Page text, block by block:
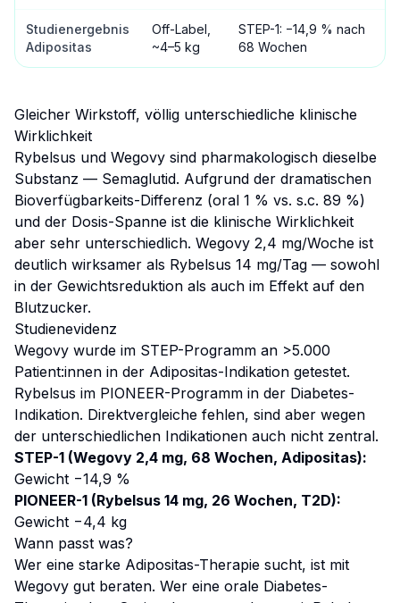
Studienergebnis
Adipositas
Off-Label,
~4–5 kg
STEP-1: −14,9 % nach
68 Wochen
Gleicher Wirkstoff, völlig unterschiedliche klinische
Wirklichkeit
Rybelsus und Wegovy sind pharmakologisch dieselbe
Substanz — Semaglutid. Aufgrund der dramatischen
Bioverfügbarkeits-Differenz (oral 1 % vs. s.c. 89 %)
und der Dosis-Spanne ist die klinische Wirklichkeit
aber sehr unterschiedlich. Wegovy 2,4 mg/Woche ist
deutlich wirksamer als Rybelsus 14 mg/Tag — sowohl
in der Gewichtsreduktion als auch im Effekt auf den
Blutzucker.
Studienevidenz
Wegovy wurde im STEP-Programm an >5.000
Patient:innen in der Adipositas-Indikation getestet.
Rybelsus im PIONEER-Programm in der Diabetes-
Indikation. Direktvergleiche fehlen, sind aber wegen
der unterschiedlichen Indikationen auch nicht zentral.
STEP-1 (Wegovy 2,4 mg, 68 Wochen, Adipositas):
Gewicht −14,9 %
PIONEER-1 (Rybelsus 14 mg, 26 Wochen, T2D):
Gewicht −4,4 kg
Wann passt was?
Wer eine starke Adipositas-Therapie sucht, ist mit
Wegovy gut beraten. Wer eine orale Diabetes-